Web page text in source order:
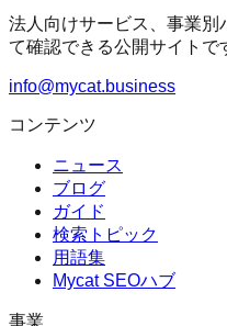
法人向けサービス、事業別
て確認できる公開サイトで
info@mycat.business
コンテンツ
ニュース
ブログ
ガイド
検索トピック
用語集
Mycat SEOハブ
事業